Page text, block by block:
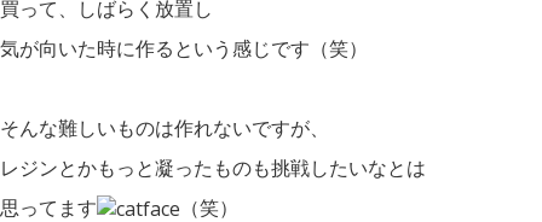
買って、しばらく放置し
気が向いた時に作るという感じです（笑）
そんな難しいものは作れないですが、
レジンとかもっと凝ったものも挑戦したいなとは
思ってます
（笑）